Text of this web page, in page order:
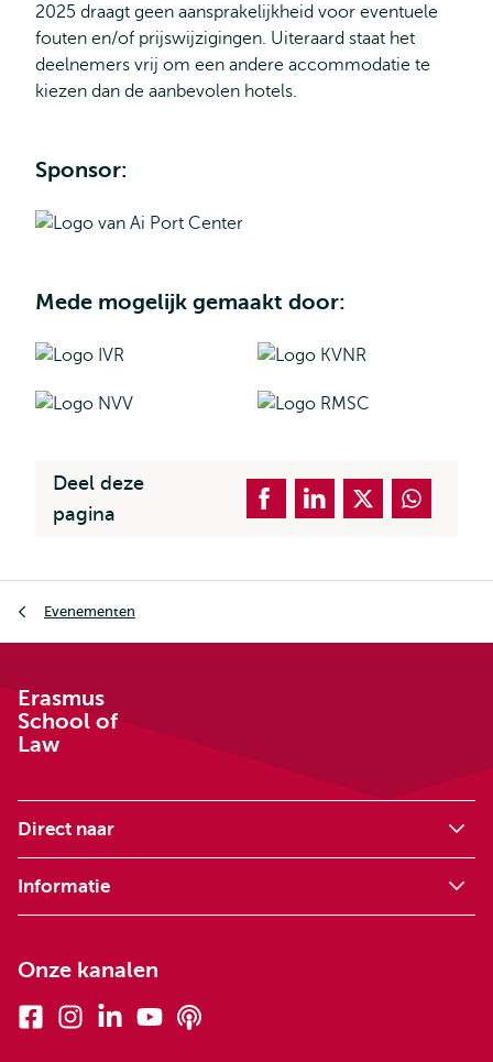
2025 draagt geen aansprakelijkheid voor eventuele
fouten en/of prijswijzigingen. Uiteraard staat het
deelnemers vrij om een andere accommodatie te
kiezen dan de aanbevolen hotels.
Sponsor:
Mede mogelijk gemaakt door:
Deel deze
pagina
Evenementen
Erasmus
School of
Law
Direct naar
Informatie
Onze kanalen
FacebookInstagramLinkedinYoutube